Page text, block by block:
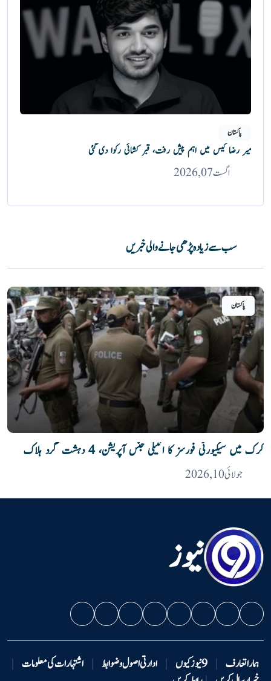
پاکستان
میر رضا کیس میں اہم پیش رفت، قبر کشائی رکوا دی گئی
اگست 07, 2026
سب سے زیادہ پڑھی جانے والی خبریں
پاکستان
کرک میں سیکیورٹی فورسز کا انٹیلی جنس آپریشن، 4 دہشت گرد ہلاک
جولائی 10, 2026
نیوز
ہمارا تعارف | 9 نیوزکیوں | ادارتی اصول و ضوابط | اشتہارات کی معلومات |